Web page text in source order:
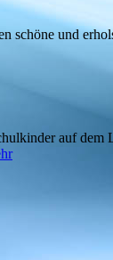
schöne und
auf dem